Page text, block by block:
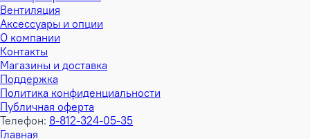
Вентиляция
Аксессуары и опции
О компании
Контакты
Магазины и доставка
Поддержка
Политика конфиденциальности
Публичная оферта
Телефон: 8-812-324-05-35
Главная